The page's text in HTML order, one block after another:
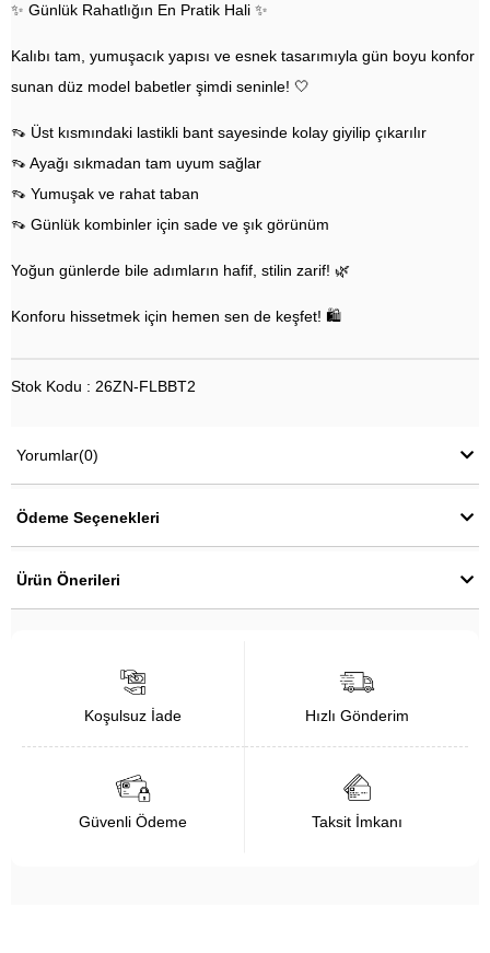
✨ Günlük Rahatlığın En Pratik Hali ✨
Kalıbı tam, yumuşacık yapısı ve esnek tasarımıyla gün boyu konfor
sunan düz model babetler şimdi seninle! 🤍
👡 Üst kısmındaki lastikli bant sayesinde kolay giyilip çıkarılır
👡 Ayağı sıkmadan tam uyum sağlar
👡 Yumuşak ve rahat taban
👡 Günlük kombinler için sade ve şık görünüm
Yoğun günlerde bile adımların hafif, stilin zarif! 🌿
Konforu hissetmek için hemen sen de keşfet! 🛍️
Stok Kodu : 26ZN-FLBBT2
Yorumlar(0)
Ödeme Seçenekleri
Ürün Önerileri
Koşulsuz İade Hızlı Gönderim
Güvenli Ödeme Taksit İmkanı